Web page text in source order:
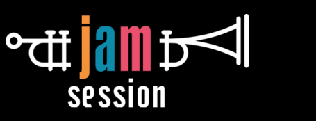
to
content